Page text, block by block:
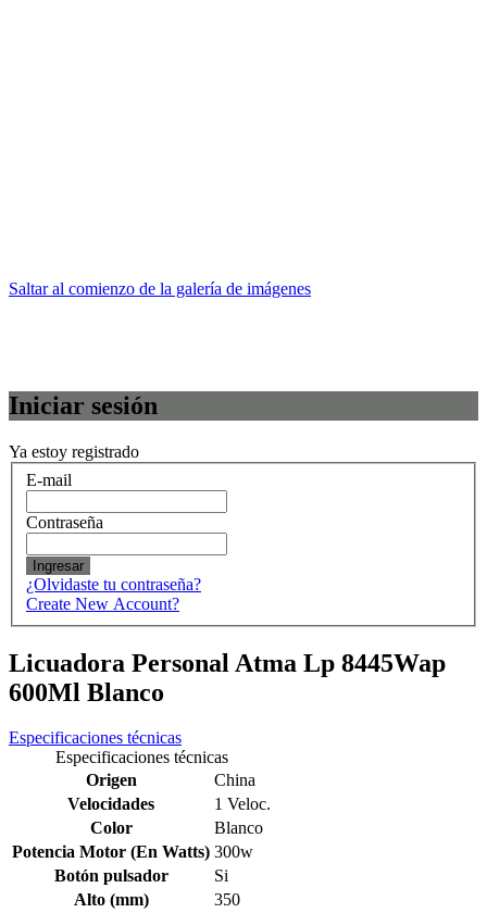
Saltar al comienzo de la galería de imágenes
Iniciar sesión
Ya estoy registrado
E-mail
Contraseña
Ingresar
¿Olvidaste tu contraseña?
Create New Account?
Licuadora Personal Atma Lp 8445Wap
600Ml Blanco
Especificaciones técnicas
Especificaciones técnicas
Origen
China
Velocidades
1 Veloc.
Color
Blanco
Potencia Motor (En Watts) 300w
Botón pulsador
Si
Alto (mm)
350